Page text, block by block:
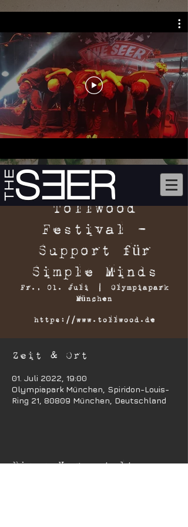
Tollwood
Festival -
Support für
Simple Minds
Fr., 01. Juli
  |
Olympiapark
München
https://www.tollwood.de
Zeit & Ort
01. Juli 2022, 19:00
Olympiapark München, Spiridon-Louis-
Ring 21, 80809 München, Deutschland
Diese Veranstaltung